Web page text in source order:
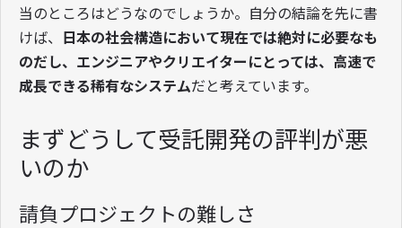
当のところはどうなのでしょうか。自分の結論を先に書
けば、
日本の社会構造において現在では絶対に必要なも
のだし、エンジニアやクリエイターにとっては、高速で
成長できる稀有なシステムだと考えています。
まずどうして受託開発の評判が悪
いのか
請負プロジェクトの難しさ